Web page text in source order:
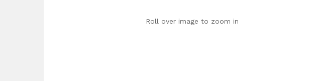
Roll over image to zoom in